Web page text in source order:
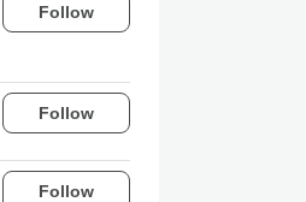
Follow
Follow
Follow